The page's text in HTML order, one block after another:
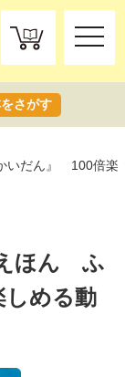
toggle
さがす
いだん』 100倍楽
ほん ふ
める動